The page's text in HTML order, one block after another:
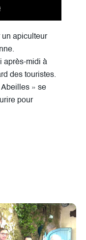
un apiculteur
après-midi à
des touristes.
» se
pour